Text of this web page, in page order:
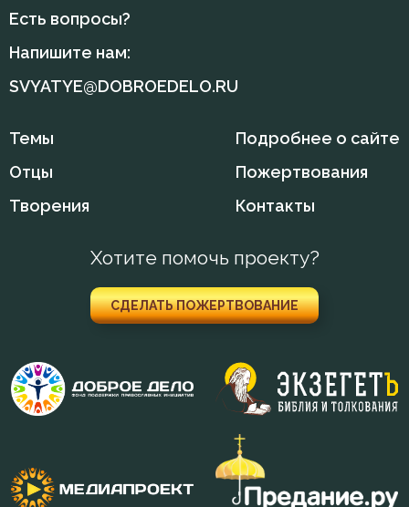
Идолопоклонство
Исповедник
Исповедь
Крест
Крещение
Милостыня
Монах
Есть вопросы?
Напишите нам:
SVYATYE@DOBROEDELO.RU
Темы
Отцы
Творения
Подробнее о сайте
Пожертвования
Контакты
Хотите помочь проекту?
СДЕЛАТЬ ПОЖЕРТВОВАНИЕ